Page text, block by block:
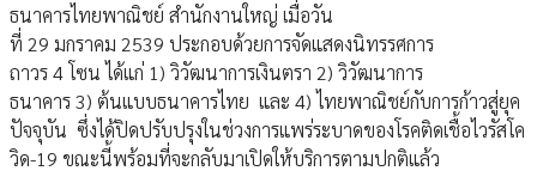
ธนาคารไทยพาณิชย์ สำนักงานใหญ่ เมื่อวัน
ที่ 29 มกราคม 2539 ประกอบด้วยการจัดแสดงนิทรรศการ
ถาวร 4 โซน ได้แก่ 1) วิวัฒนาการเงินตรา 2) วิวัฒนาการ
ธนาคาร 3) ต้นแบบธนาคารไทย และ 4) ไทยพาณิชย์กับการก้าวสู่ยุค
ปัจจุบัน ซึ่งได้ปิดปรับปรุงในช่วงการแพร่ระบาดของโรคติดเชื้อไวรัสโค
วิด-19 ขณะนี้พร้อมที่จะกลับมาเปิดให้บริการตามปกติแล้ว